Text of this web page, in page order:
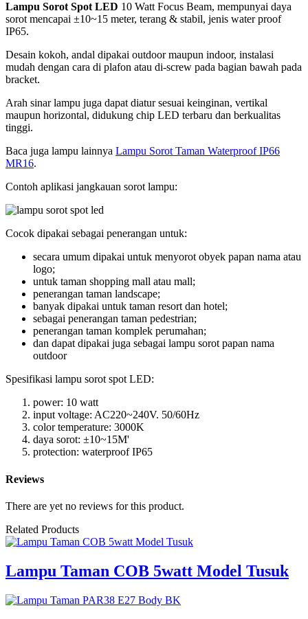
Lampu Sorot Spot LED 10 Watt Focus Beam, mempunyai daya
sorot mencapai ±10~15 meter, terang & stabil, jenis water proof
IP65.
Desain kokoh, andal dipakai outdoor maupun indoor, instalasi
mudah dengan cara di plafon atau di-screw pada bagian bawah pada
bracket.
Arah sinar lampu juga dapat diatur sesuai keinginan, vertikal
maupun horizontal, didukung chip LED terbaru dan berkualitas
tinggi.
Baca juga lampu lainnya Lampu Sorot Taman Waterproof IP66
MR16.
Contoh aplikasi jangkauan sorot lampu:
Cocok dipakai sebagai penerangan untuk:
secara umum dipakai untuk menyorot obyek papan nama atau
logo;
untuk taman shopping mall atau mall;
penerangan taman landscape;
banyak dipakai untuk taman resort dan hotel;
sebagai penerangan taman pedestrian;
penerangan taman komplek perumahan;
dan dapat dipakai juga sebagai lampu sorot papan nama
outdoor
Spesifikasi lampu sorot spot LED:
power: 10 watt
input voltage: AC220~240V. 50/60Hz
color temperature: 3000K
daya sorot: ±10~15M'
protection: waterproof IP65
Reviews
There are yet no reviews for this product.
Related Products
Lampu Taman COB 5watt Model Tusuk